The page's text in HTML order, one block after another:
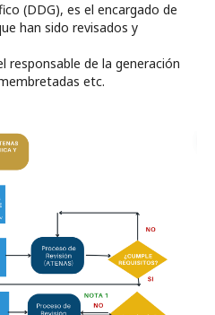
(DDG), es el encargado de
han sido revisados y
responsable de la generación
etc.